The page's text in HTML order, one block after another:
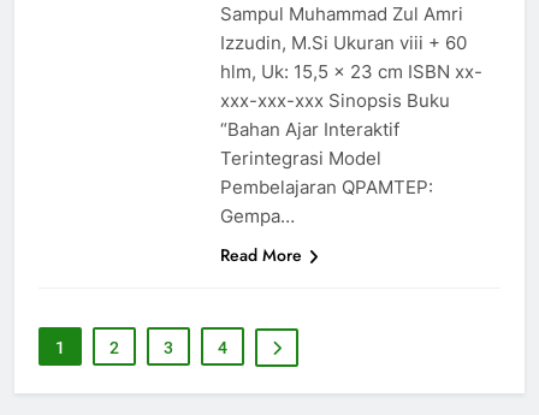
Sampul Muhammad Zul Amri
Izzudin, M.Si Ukuran viii + 60
hlm, Uk: 15,5 x 23 cm ISBN xx-
xxx-xxx-xxx Sinopsis Buku
“Bahan Ajar Interaktif
Terintegrasi Model
Pembelajaran QPAMTEP:
Gempa…
Read More
1 2 3 4